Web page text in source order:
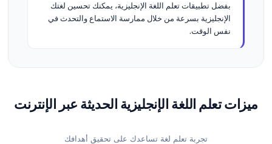
بفضل تطبيقات تعلم اللغة الإنجليزية، يمكنك تحسين لغتك
الإنجليزية بسرعة من خلال ممارسة الاستماع والتحدث في
نفس الوقت.
ميزات تعلم اللغة الإنجليزية الحديثة عبر الإنترنت
تجربة تعلم لغة تساعدك على تحقيق أهدافك